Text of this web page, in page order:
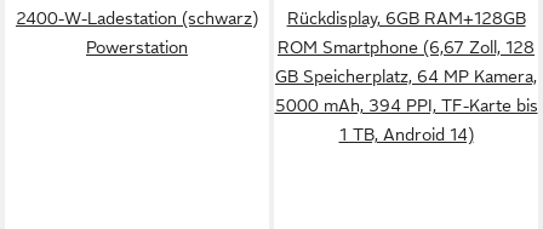
2400-W-Ladestation (schwarz)
Powerstation
Rückdisplay, 6GB RAM+128GB
ROM Smartphone (6,67 Zoll, 128
GB Speicherplatz, 64 MP Kamera,
5000 mAh, 394 PPI, TF-Karte bis
1 TB, Android 14)